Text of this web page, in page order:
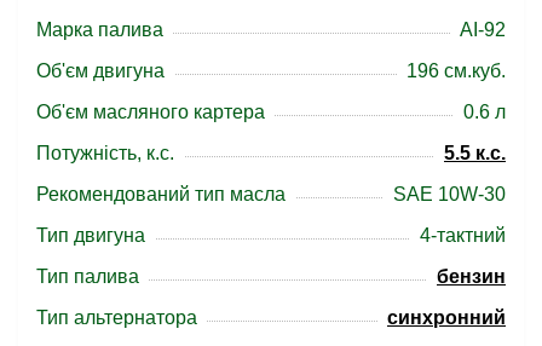
Марка палива
АІ-92
Об'єм двигуна
196 см.куб.
Об'єм масляного картера
0.6 л
Потужність, к.с.
5.5 к.с.
Рекомендований тип масла
SAE 10W-30
Тип двигуна
4-тактний
Тип палива
бензин
Тип альтернатора
синхронний